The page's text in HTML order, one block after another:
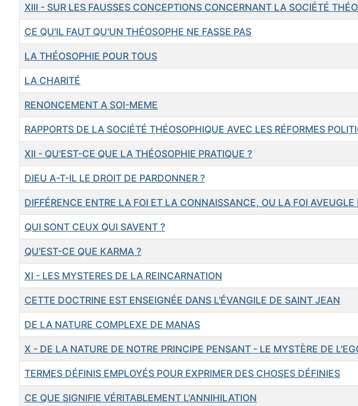
XIII - SUR LES FAUSSES CONCEPTIONS CONCERNANT LA SOCIÉTÉ
CE QU'IL FAUT QU'UN THÉOSOPHE NE FASSE PAS
LA THÉOSOPHIE POUR TOUS
LA CHARITÉ
RENONCEMENT A SOI-MEME
RAPPORTS DE LA SOCIÉTÉ THÉOSOPHIQUE AVEC LES RÉFORMES
XII - QU'EST-CE QUE LA THÉOSOPHIE PRATIQUE ?
DIEU A-T-IL LE DROIT DE PARDONNER ?
DIFFÉRENCE ENTRE LA FOI ET LA CONNAISSANCE, OU LA FOI AVEUGLE
QUI SONT CEUX QUI SAVENT ?
QU'EST-CE QUE KARMA ?
XI - LES MYSTERES DE LA REINCARNATION
CETTE DOCTRINE EST ENSEIGNÉE DANS L'ÉVANGILE DE SAINT JEAN
DE LA NATURE COMPLEXE DE MANAS
X - DE LA NATURE DE NOTRE PRINCIPE PENSANT - LE MYSTÈRE DE
TERMES DÉFINIS EMPLOYÉS POUR EXPRIMER DES CHOSES DÉFINIES
CE QUE SIGNIFIE VÉRITABLEMENT L'ANNIHILATION